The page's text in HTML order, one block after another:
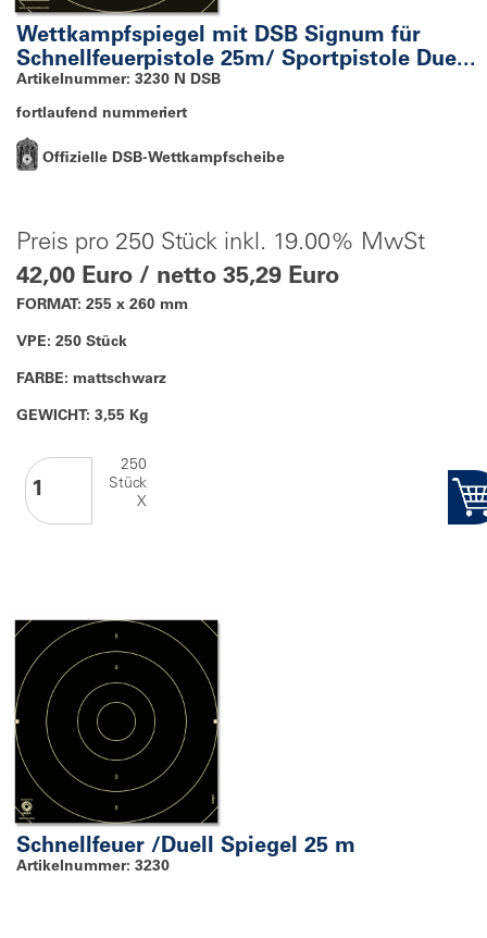
Wettkampfspiegel mit DSB Signum für
Schnellfeuerpistole 25m/ Sportpistole Due...
Artikelnummer: 3230 N DSB
fortlaufend nummeriert
Offizielle DSB-Wettkampfscheibe
Preis pro 250 Stück inkl. 19.00% MwSt
42,00 Euro / netto 35,29 Euro
FORMAT: 255 x 260 mm
VPE: 250 Stück
FARBE: mattschwarz
GEWICHT: 3,55 Kg
250
Stück
X
Schnellfeuer /Duell Spiegel 25 m
Artikelnummer: 3230